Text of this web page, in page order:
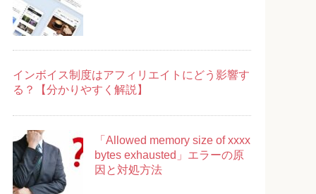
インボイス制度はアフィリエイトにどう影響す
る？【分かりやすく解説】
「Allowed memory size of xxxx
bytes exhausted」エラーの原
因と対処方法